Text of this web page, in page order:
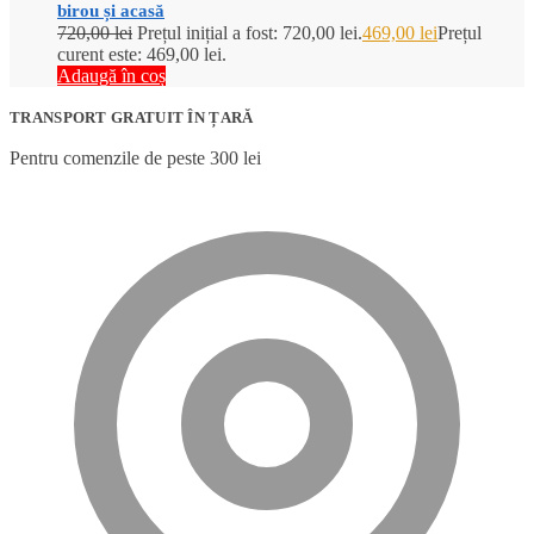
birou și acasă
720,00lei Prețul inițial a fost: 720,00 lei.469,00 leiPrețul
curent este: 469,00 lei.
Adaugă în coș
TRANSPORT GRATUIT ÎN ȚARĂ
Pentru comenzile de peste 300 lei